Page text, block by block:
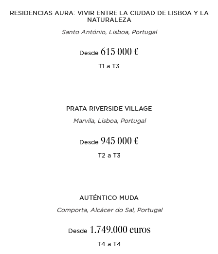
RESIDENCIAS AURA: VIVIR ENTRE LA CIUDAD DE LISBOA Y LA
NATURALEZA
Santo António, Lisboa, Portugal
Desde 615 000 €
T1 a T3
PRATA RIVERSIDE VILLAGE
Marvila, Lisboa, Portugal
Desde 945 000 €
T2 a T3
AUTÉNTICO MUDA
Comporta, Alcácer do Sal, Portugal
Desde 1.749.000 euros
T4 a T4